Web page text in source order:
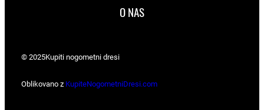
O NAS
© 2025Kupiti nogometni dresi
Oblikovano z KupiteNogometniDresi.com